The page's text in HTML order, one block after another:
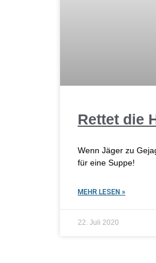
Rettet die
Wenn Jäger zu
für eine Suppe!
MEHR LESEN »
22. Juli 2020